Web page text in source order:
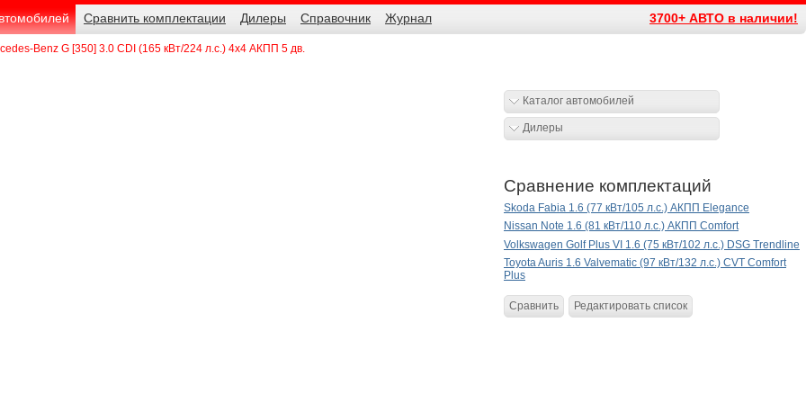
Сравнить комплектации Дилеры Справочник Журнал 3700+ АВТО в наличии!
Benz G [350] 3.0 CDI (165 кВт/224 л.с.) 4x4 АКПП 5 дв.
Каталог автомобилей
Дилеры
Сравнение комплектаций
Skoda Fabia 1.6 (77 кВт/105 л.с.) АКПП Elegance
Nissan Note 1.6 (81 кВт/110 л.с.) АКПП Comfort
Volkswagen Golf Plus VI 1.6 (75 кВт/102 л.с.) DSG Trendline
Toyota Auris 1.6 Valvematic (97 кВт/132 л.с.) CVT Comfort
Plus
Сравнить Редактировать список